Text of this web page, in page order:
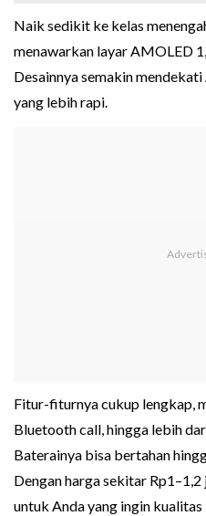
Naik sedikit ke kelas
menawarkan layar AMOLED
Desainnya semakin
yang lebih rapi.
Fitur-fiturnya cukup lengkap,
Bluetooth call, hingga lebih
Baterainya bisa bertahan
Dengan harga sekitar
untuk Anda yang ingin